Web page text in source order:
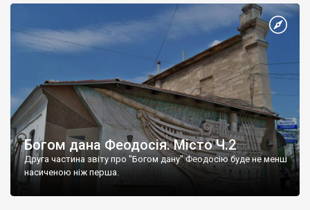
Богом дана Феодосія. Місто Ч.2
Друга частина звіту про "Богом дану" Феодосію буде не менш
насиченою ніж перша.